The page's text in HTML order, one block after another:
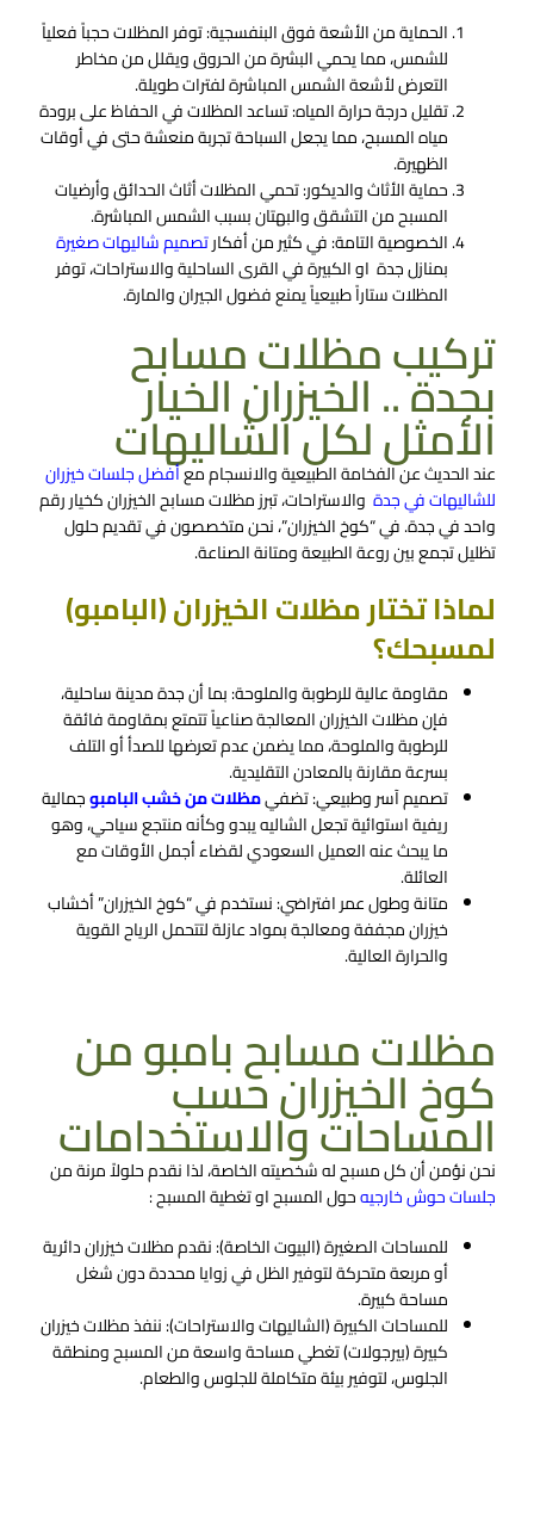
الحماية من الأشعة فوق البنفسجية:توفر المظلات حجباً فعلياً
للشمس، مما يحمي البشرة من الحروق ويقلل من مخاطر
التعرض لأشعة الشمس المباشرة لفترات طويلة.
تقليل درجة حرارة المياه:تساعد المظلات في الحفاظ على برودة
مياه المسبح، مما يجعل السباحة تجربة منعشة حتى في أوقات
الظهيرة.
حماية الأثاث والديكور:تحمي المظلات أثاث الحدائق وأرضيات
المسبح من التشقق والبهتان بسبب الشمس المباشرة.
الخصوصية التامة:في كثير من أفكارتصميم شاليهات صغيرة
بمنازل جدة او الكبيرة في القرى الساحلية والاستراحات، توفر
المظلات ستاراً طبيعياً يمنع فضول الجيران والمارة.
تركيب مظلات مسابح
بجدة .. الخيزران الخيار
الأمثل لكل الشاليهات
عند الحديث عن الفخامة الطبيعية والانسجام معأفضل جلسات خيزران
للشاليهات في جدة والاستراحات، تبرزمظلات مسابح الخيزرانكخيار رقم
واحد في جدة. في “كوخ الخيزران”، نحن متخصصون في تقديم حلول
تظليل تجمع بين روعة الطبيعة ومتانة الصناعة.
لماذا تختار مظلات الخيزران (البامبو)
لمسبحك؟
مقاومة عالية للرطوبة والملوحة:بما أن جدة مدينة ساحلية،
فإن مظلات الخيزران المعالجة صناعياً تتمتع بمقاومة فائقة
للرطوبة والملوحة، مما يضمن عدم تعرضها للصدأ أو التلف
بسرعة مقارنة بالمعادن التقليدية.
تصميم آسر وطبيعي:تضفيمظلات من خشب البامبوجمالية
ريفية استوائية تجعل الشاليه يبدو وكأنه منتجع سياحي، وهو
ما يبحث عنه العميل السعودي لقضاء أجمل الأوقات مع
العائلة.
متانة وطول عمر افتراضي:نستخدم في “كوخ الخيزران” أخشاب
خيزران مجففة ومعالجة بمواد عازلة لتتحمل الرياح القوية
والحرارة العالية.
مظلات مسابح بامبو من
كوخ الخيزران حسب
المساحات والاستخدامات
نحن نؤمن أن كل مسبح له شخصيته الخاصة، لذا نقدم حلولاً مرنة من
جلسات حوش خارجيهحول المسبح او تغطية المسبح :
للمساحات الصغيرة (البيوت الخاصة): نقدم مظلات خيزران دائرية
أو مربعة متحركة لتوفير الظل في زوايا محددة دون شغل
مساحة كبيرة.
للمساحات الكبيرة (الشاليهات والاستراحات): ننفذ مظلات خيزران
كبيرة (بيرجولات) تغطي مساحة واسعة من المسبح ومنطقة
الجلوس، لتوفير بيئة متكاملة للجلوس والطعام.